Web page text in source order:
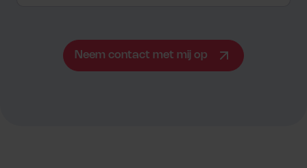
Neem contact met mij op